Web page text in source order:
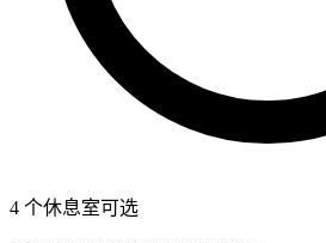
4 个休息室可选